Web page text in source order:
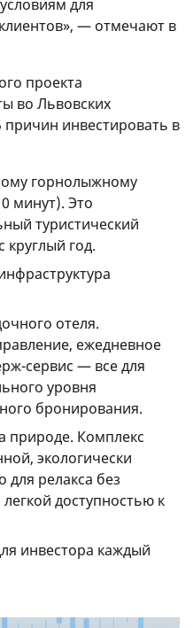
для
— отмечают в
проекта
во Львовских
инвестировать в
горнолыжному
минут). Это
туристический
круглый год.
отеля.
ежедневное
сервис — все для
уровня
бронирования.
природе. Комплекс
экологически
для релакса без
доступностью к
инвестора каждый